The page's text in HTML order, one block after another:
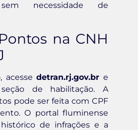
necessidade de
na CNH
acessedetran.rj.gov.br e
de habilitação. A
pode ser feita com CPF
O portal fluminense
de infrações e a